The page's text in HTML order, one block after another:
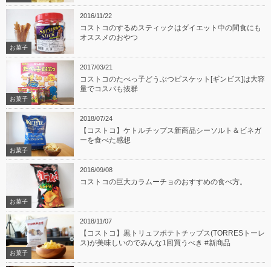
2016/11/22
お菓子
コストコのするめスティックはダイエット中の間食にも
オススメのおやつ
2017/03/21
お菓子
コストコのたべっ子どうぶつビスケット[ギンビス]は大容
量でコスパも抜群
2018/07/24
お菓子
【コストコ】ケトルチップス新商品シーソルト＆ビネガ
ーを食べた感想
2016/09/08
お菓子
コストコの巨大カラムーチョのおすすめの食べ方。
2018/11/07
お菓子
【コストコ】黒トリュフポテトチップス(TORRESトーレ
ス)が美味しいのでみんな1回買うべき #新商品